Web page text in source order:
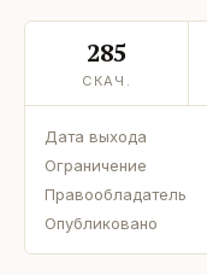
285
СКАЧ.
Дата выхода
Ограничение
Правообладатель
Опубликовано